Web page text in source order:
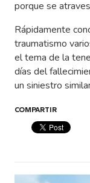
porque se
Rápidamente
traumatismo
el tema de la
días del
un siniestro
COMPARTIR